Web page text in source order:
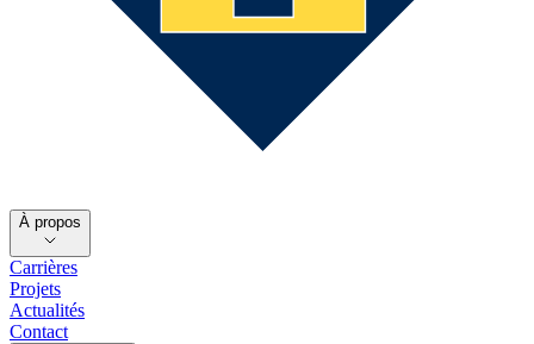
À propos
Carrières
Projets
Actualités
Contact